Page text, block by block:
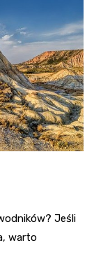
Jeśli
warto